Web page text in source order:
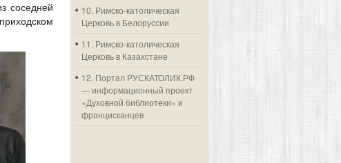
соседней
10. Римско-католическая
Церковь в Белоруссии
11. Римско-католическая
Церковь в Казахстане
12. Портал РУСКАТОЛИК.РФ
— информационный проект
«Духовной библиотеки» и
францисканцев